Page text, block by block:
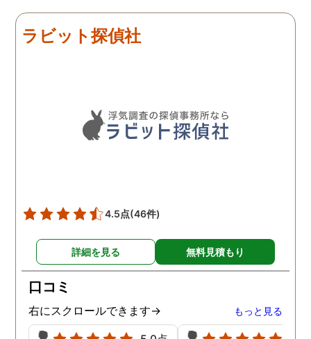
不信感は募るばかりだった
ので、探偵に妻の不倫調査
イミングで調査をしてもら
い、バーから出てきた妻が
男性とホテルに入っていく
だった可能性が高く、付き
合いもかなり深くて長いも
のだと睨んでいます。
ラビット探偵社
4.5点(46件)
詳細を見る 無料見積もり
口コミ
右にスクロールできます→ もっと見る